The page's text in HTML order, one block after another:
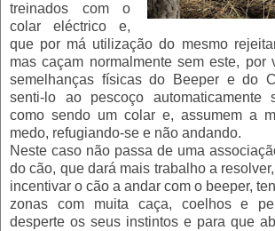
treinados com o
colar eléctrico e,
que por má utilização do mesmo
mas caçam normalmente sem este, por
semelhanças físicas do Beeper e do
senti-lo ao pescoço automaticamente
como sendo um colar e, assumem a
medo, refugiando-se e não andando.
Neste caso não passa de uma
do cão, que dará mais trabalho a
incentivar o cão a andar com o beeper,
zonas com muita caça, coelhos e
desperte os seus instintos e para que